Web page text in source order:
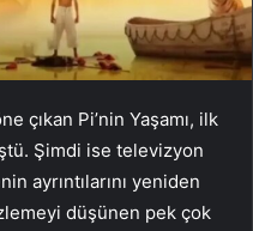
çıkan Pi’nin Yaşamı, ilk
Şimdi ise televizyon
ayrıntılarını yeniden
düşünen pek çok